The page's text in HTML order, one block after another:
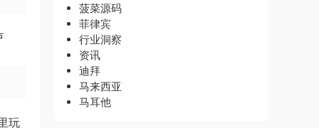
玩
菠菜源码
菲律宾
行业洞察
资讯
迪拜
马来西亚
马耳他